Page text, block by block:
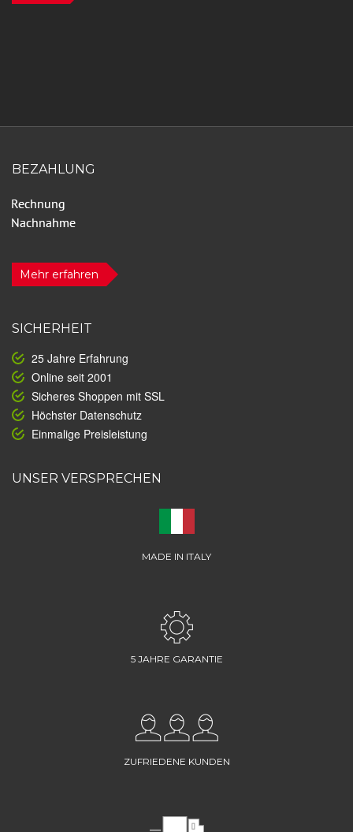
BEZAHLUNG
Mehr erfahren
SICHERHEIT
25 Jahre Erfahrung
Online seit 2001
Sicheres Shoppen mit SSL
Höchster Datenschutz
Einmalige Preisleistung
UNSER VERSPRECHEN
MADE IN ITALY
5 JAHRE GARANTIE
ZUFRIEDENE KUNDEN